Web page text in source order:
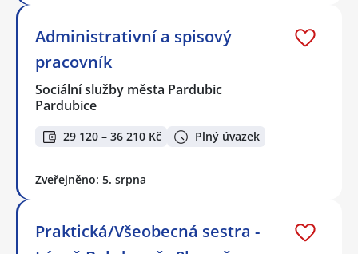
Administrativní a spisový
pracovník
Sociální služby města Pardubic
Pardubice
29 120 – 36 210 Kč Plný úvazek
Zveřejněno: 5. srpna
Praktická/Všeobecná sestra -